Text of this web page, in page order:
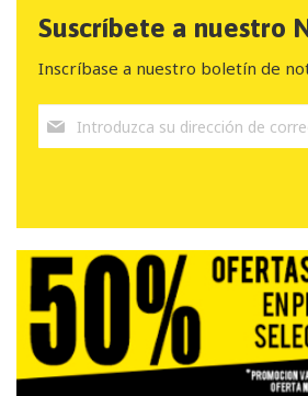
Suscríbete a nuestro
Inscríbase a nuestro boletín de